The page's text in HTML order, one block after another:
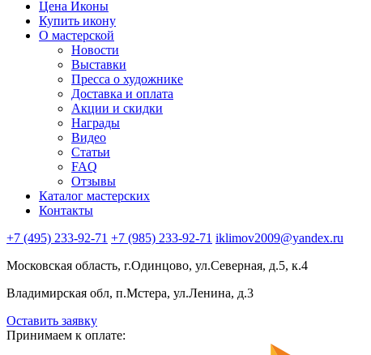
Цена Иконы
Купить икону
О мастерской
Новости
Выставки
Пресса о художнике
Доставка и оплата
Акции и скидки
Награды
Видео
Статьи
FAQ
Отзывы
Каталог мастерских
Контакты
+7 (495) 233-92-71 +7 (985) 233-92-71 iklimov2009@yandex.ru
Московская область, г.Одинцово, ул.Северная, д.5, к.4
Владимирская обл, п.Мстера, ул.Ленина, д.3
Оставить заявку
Принимаем к оплате: